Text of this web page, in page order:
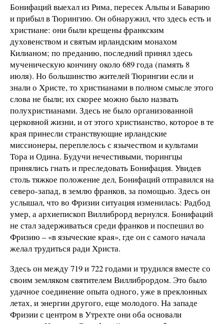
Бонифаций выехал из Рима, пересек Альпы и Баварию
и прибыл в Тюрингию. Он обнаружил, что здесь есть и
христиане: они были крещены франкским
духовенством и святым ирландским монахом
Килианом; по преданию, последний принял здесь
мученическую кончину около 689 года (память 8
июля). Но большинство жителей Тюрингии если и
знали о Христе, то христианами в полном смысле этого
слова не были; их скорее можно было назвать
полухристианами. Здесь не было организованной
церковной жизни, и от этого христианство, которое в те
края принесли странствующие ирландские
миссионеры, переплелось с язычеством и культами
Тора и Одина. Будучи нечестивыми, тюрингцы
принялись гнать и преследовать Бонифация. Увидев
столь тяжкое положение дел, Бонифаций отправился на
северо-запад, в землю франков, за помощью. Здесь он
услышал, что во Фризии ситуация изменилась: Радбод
умер, а архиепископ Виллиброрд вернулся. Бонифаций
не стал задерживаться среди франков и поспешил во
Фризию – «в языческие края», где он с самого начала
желал трудиться ради Христа.
Здесь он между 719 и 722 годами и трудился вместе со
своим земляком святителем Виллибрордом. Это было
удачное соединение опыта одного, уже в преклонных
летах, и энергии другого, еще молодого. На западе
Фризии с центром в Утрехте они оба основали